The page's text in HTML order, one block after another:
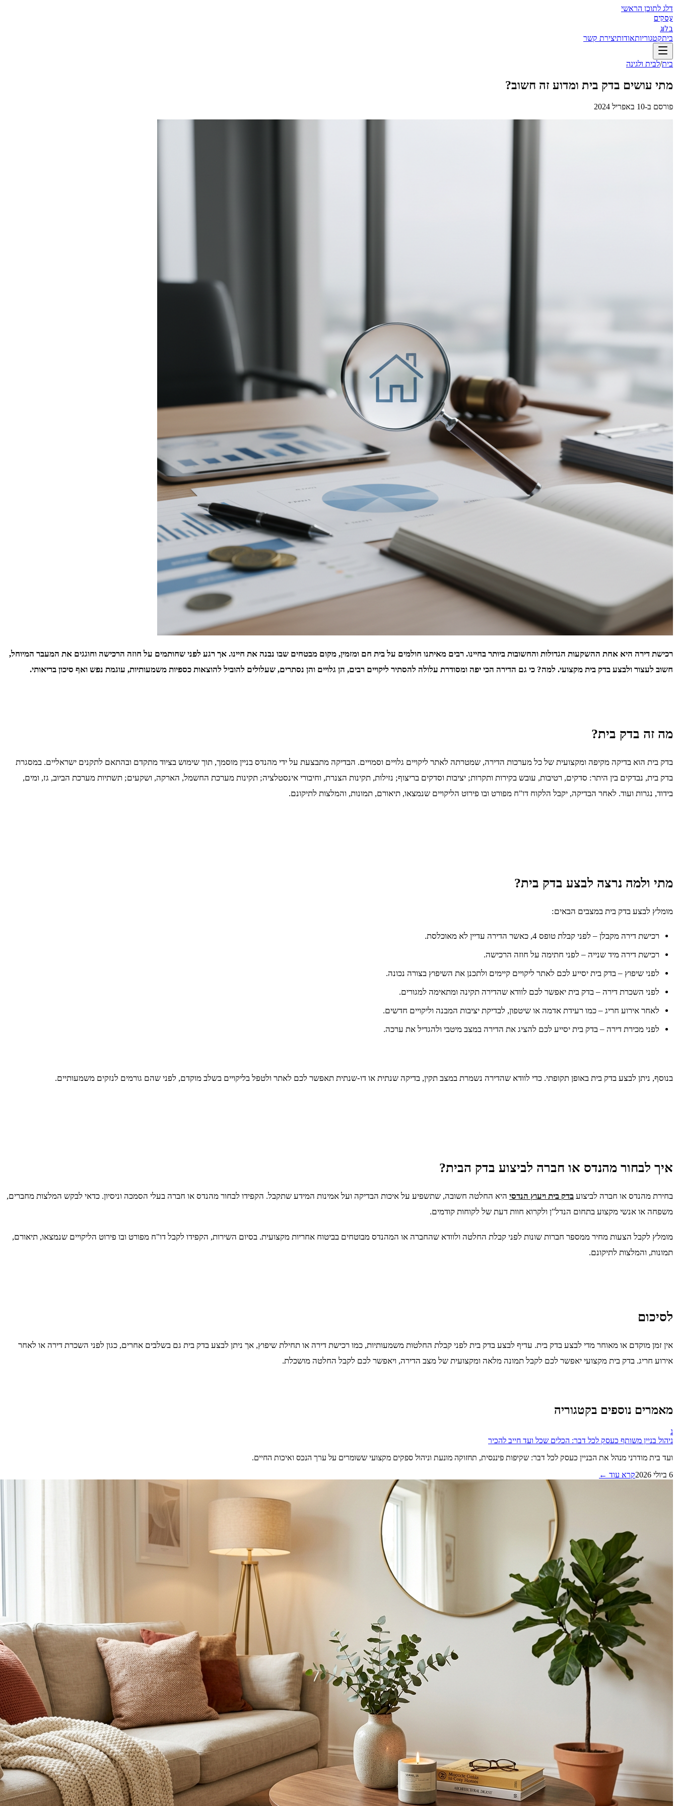
דלג לתוכן הראשי
עסקים
בלוג
ביתקטגוריותאודותיצירת קשר
בית/לבית ולגינה
מתי עושים בדק בית ומדוע זה חשוב?
פורסם ב-10 באפריל 2024
רכישת דירה היא אחת ההשקעות הגדולות והחשובות ביותר בחיינו. רבים מאיתנו חולמים על בית חם ומזמין, מקום מבטחים שבו נבנה את חיינו. אך רגע לפני שחותמים על חוזה הרכישה וחוגגים את המעבר המיוחל,
חשוב לעצור ולבצע בדק בית מקצועי. למה? כי גם הדירה הכי יפה ומסודרת עלולה להסתיר ליקויים רבים, הן גלויים והן נסתרים, שעלולים להוביל להוצאות כספיות משמעותיות, עוגמת נפש ואף סיכון בריאותי.
מה זה בדק בית?
בדק בית הוא בדיקה מקיפה ומקצועית של כל מערכות הדירה, שמטרתה לאתר ליקויים גלויים וסמויים. הבדיקה מתבצעת על ידי מהנדס בניין מוסמך, תוך שימוש בציוד מתקדם ובהתאם לתקנים ישראליים. במסגרת
בדק בית, נבדקים בין היתר: סדקים, רטיבות, עובש בקירות ותקרות; יציבות וסדקים בריצוף; נזילות, תקינות הצנרת, וחיבורי אינסטלציה; תקינות מערכת החשמל, הארקה, ושקעים; תשתיות מערכת הביוב, גז, ומים,
בידוד, נגרות ועוד. לאחר הבדיקה, יקבל הלקוח דו"ח מפורט ובו פירוט הליקויים שנמצאו, תיאורם, תמונות, והמלצות לתיקונם.
מתי ולמה נרצה לבצע בדק בית?
מומלץ לבצע בדק בית במצבים הבאים:
רכישת דירה מקבלן – לפני קבלת טופס 4, כאשר הדירה עדיין לא מאוכלסת.
רכישת דירה מיד שנייה – לפני חתימה על חוזה הרכישה.
לפני שיפוץ – בדק בית יסייע לכם לאתר ליקויים קיימים ולתכנן את השיפוץ בצורה נכונה.
לפני השכרת דירה – בדק בית יאפשר לכם לוודא שהדירה תקינה ומתאימה למגורים.
לאחר אירוע חריג – כמו רעידת אדמה או שיטפון, לבדיקת יציבות המבנה וליקויים חדשים.
לפני מכירת דירה – בדק בית יסייע לכם להציג את הדירה במצב מיטבי ולהגדיל את ערכה.
בנוסף, ניתן לבצע בדק בית באופן תקופתי. כדי לוודא שהדירה נשמרת במצב תקין, בדיקה שנתית או דו-שנתית תאפשר לכם לאתר ולטפל בליקויים בשלב מוקדם, לפני שהם גורמים לנזקים משמעותיים.
איך לבחור מהנדס או חברה לביצוע בדק הבית?
בחירת מהנדס או חברה לביצוע בדק בית ויעוץ הנדסי היא החלטה חשובה, שתשפיע על איכות הבדיקה ועל אמינות המידע שתקבל. הקפידו לבחור מהנדס או חברה בעלי הסמכה וניסיון. כדאי לבקש המלצות מחברים,
משפחה או אנשי מקצוע בתחום הנדל"ן ולקרוא חוות דעת של לקוחות קודמים.
מומלץ לקבל הצעות מחיר ממספר חברות שונות לפני קבלת החלטה ולוודא שהחברה או המהנדס מבוטחים בביטוח אחריות מקצועית. בסיום השירות, הקפידו לקבל דו"ח מפורט ובו פירוט הליקויים שנמצאו, תיאורם,
תמונות, והמלצות לתיקונם.
לסיכום
אין זמן מוקדם או מאוחר מדי לבצע בדק בית. עדיף לבצע בדק בית לפני קבלת החלטות משמעותיות, כמו רכישת דירה או תחילת שיפוץ, אך ניתן לבצע בדק בית גם בשלבים אחרים, כגון לפני השכרת דירה או לאחר
אירוע חריג. בדק בית מקצועי יאפשר לכם לקבל תמונה מלאה ומקצועית של מצב הדירה, ויאפשר לכם לקבל החלטה מושכלת.
מאמרים נוספים בקטגוריה
נ
ניהול בניין משותף כעסק לכל דבר: הכלים שכל ועד חייב להכיר
ועד בית מודרני מנהל את הבניין כעסק לכל דבר: שקיפות פיננסית, תחזוקה מונעת וניהול ספקים מקצועי ששומרים על ערך הנכס ואיכות החיים.
6 ביולי 2026
קרא עוד ←